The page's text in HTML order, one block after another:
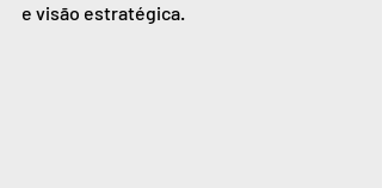
e visão estratégica.